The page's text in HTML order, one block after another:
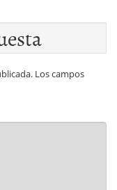
Los campos